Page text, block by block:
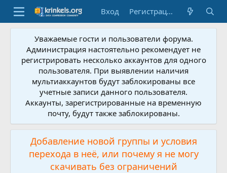
Вход Регистрация
Уважаемые гости и пользователи форума.
Администрация настоятельно рекомендует не
регистрировать несколько аккаунтов для одного
пользователя. При выявлении наличия
мультиаккаунтов будут заблокированы все
учетные записи данного пользователя.
Аккаунты, зарегистрированные на временную
почту, будут также заблокированы.
Добавление новой группы и условия
перехода в неё, или почему я не могу
скачивать без ограничений